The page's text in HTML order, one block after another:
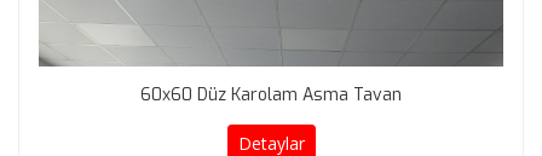
60x60 Düz Karolam Asma Tavan
Detaylar